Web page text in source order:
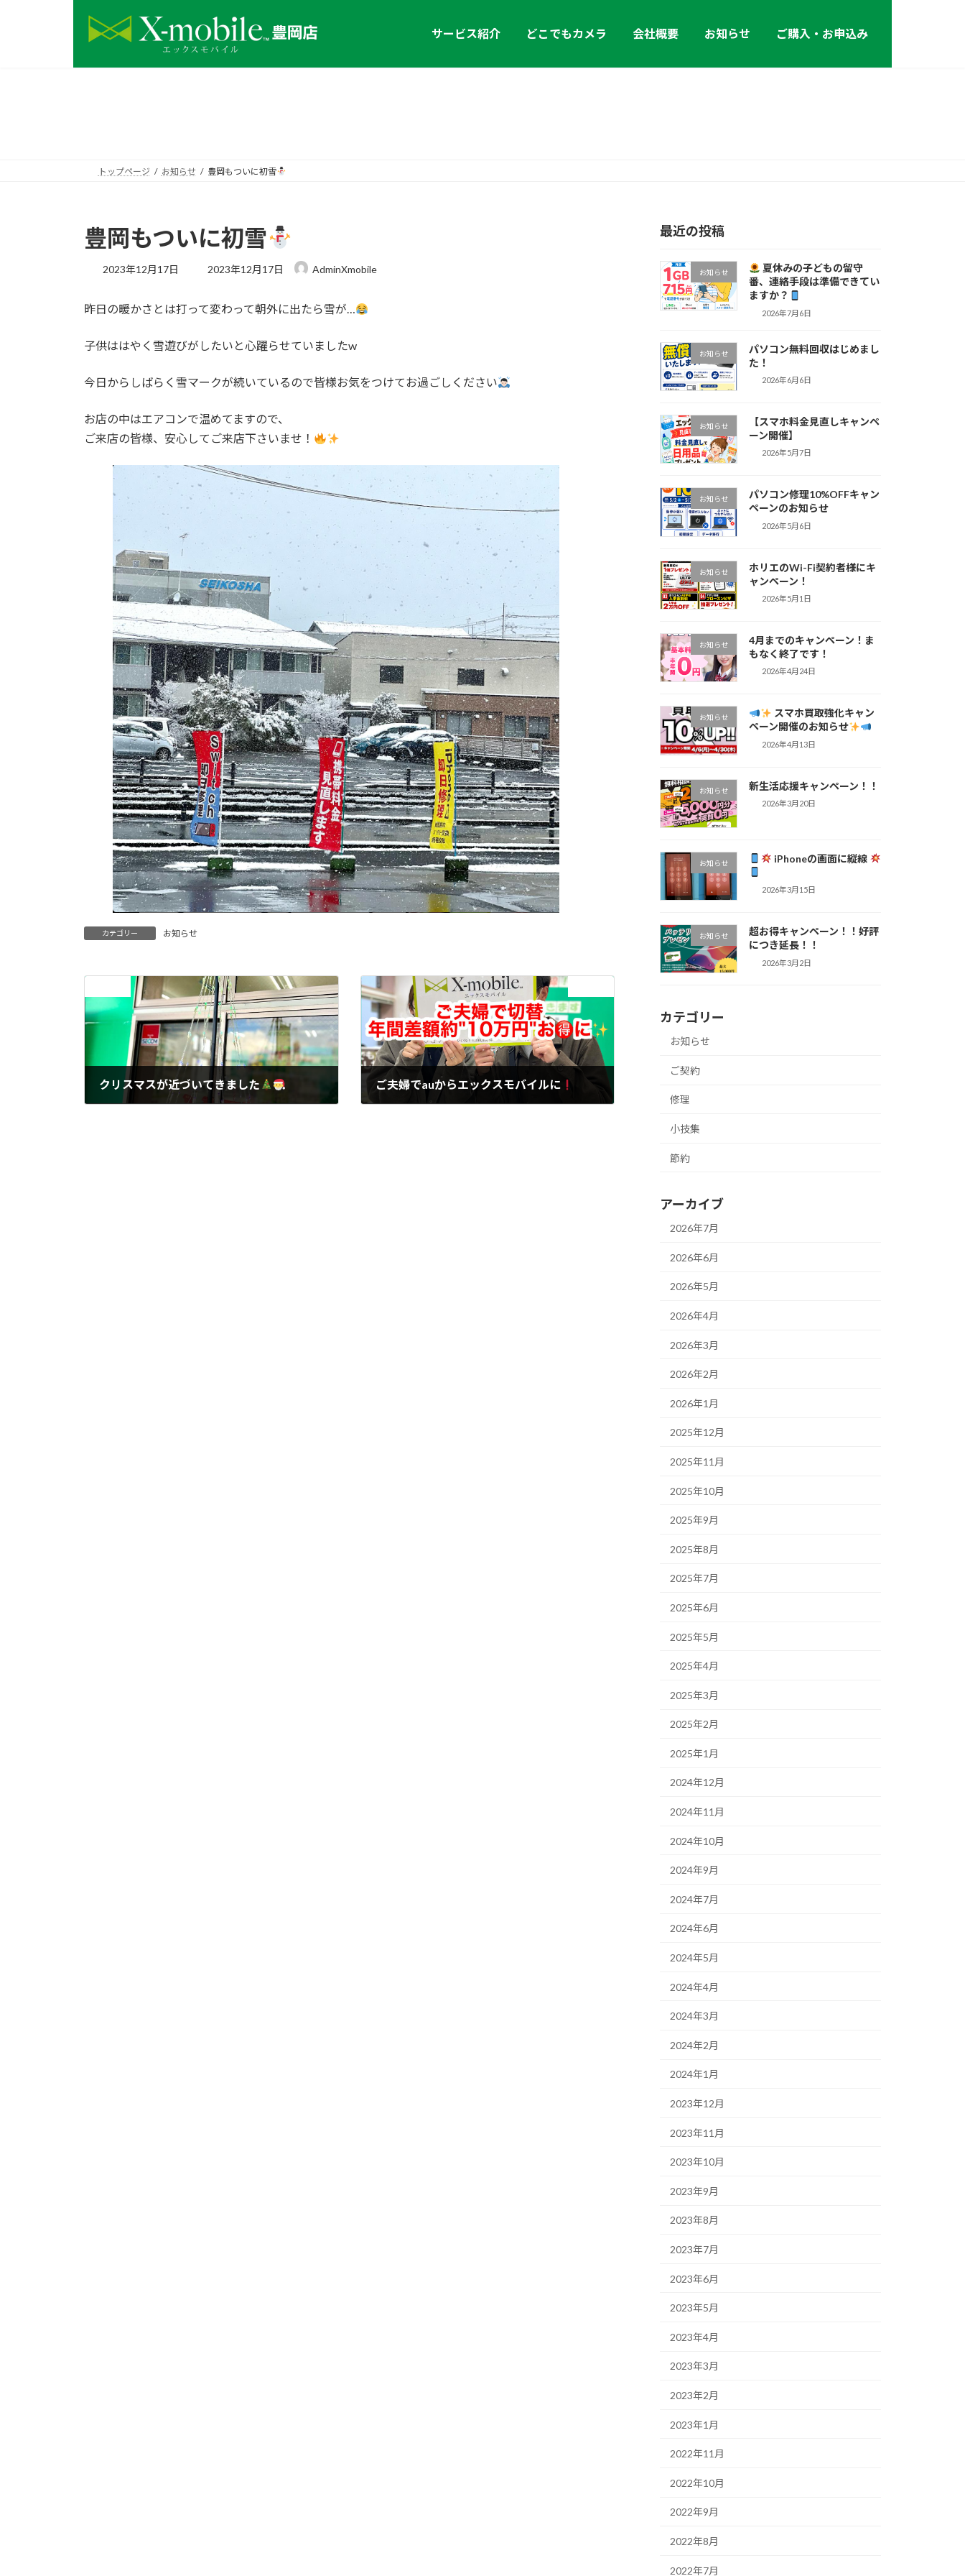
サービス紹介 どこでもカメラ 会社概要 お知らせ ご購入・お申込み
トップページ お知らせ 豊岡もついに初雪
豊岡もついに初雪
2023年12月17日
最
新
時
:
2023年12月17日 AdminXmobile
昨日の暖かさとは打って変わって朝外に出たら雪が…
子供ははやく雪遊びがしたいと心躍らせていましたw
今日からしばらく雪マークが続いているので皆様お気をつけてお過ごしください
お店の中はエアコンで温めてますので、
ご来店の皆様、安心してご来店下さいませ！
カテゴリー お知らせ
クリスマスが近づいてきました ご夫婦でauからエックスモバイルに
最近の投稿
お知らせ
夏休みの子どもの留守
番、連絡手段は準備できてい
ますか？
2026年7月6日
お知らせ
パソコン無料回収はじめまし
た！
2026年6月6日
お知らせ
【スマホ料金見直しキャンペ
ーン開催】
2026年5月7日
お知らせ
パソコン修理10%OFFキャン
ペーンのお知らせ
2026年5月6日
お知らせ
ホリエのWi-Fi契約者様にキ
ャンペーン！
2026年5月1日
お知らせ
4月までのキャンペーン！ま
もなく終了です！
2026年4月24日
お知らせ
スマホ買取強化キャン
ペーン開催のお知らせ
2026年4月13日
お知らせ 新生活応援キャンペーン！！
2026年3月20日
お知らせ iPhoneの画面に縦線
2026年3月15日
お知らせ
超お得キャンペーン！！好評
につき延長！！
2026年3月2日
カテゴリー
お知らせ
ご契約
修理
小技集
節約
アーカイブ
2026年7月
2026年6月
2026年5月
2026年4月
2026年3月
2026年2月
2026年1月
2025年12月
2025年11月
2025年10月
2025年9月
2025年8月
2025年7月
2025年6月
2025年5月
2025年4月
2025年3月
2025年2月
2025年1月
2024年12月
2024年11月
2024年10月
2024年9月
2024年7月
2024年6月
2024年5月
2024年4月
2024年3月
2024年2月
2024年1月
2023年12月
2023年11月
2023年10月
2023年9月
2023年8月
2023年7月
2023年6月
2023年5月
2023年4月
2023年3月
2023年2月
2023年1月
2022年11月
2022年10月
2022年9月
2022年8月
2022年7月